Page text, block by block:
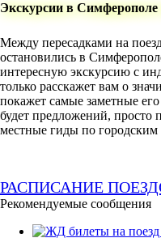
Экскурсии в Симферополе
Между пересадками на
остановились в
интересную экскурсию с
только расскажет вам о
покажет самые заметные
будет предложений, просто
местные гиды по городским
РАСПИСАНИЕ
Рекомендуемые сообщения